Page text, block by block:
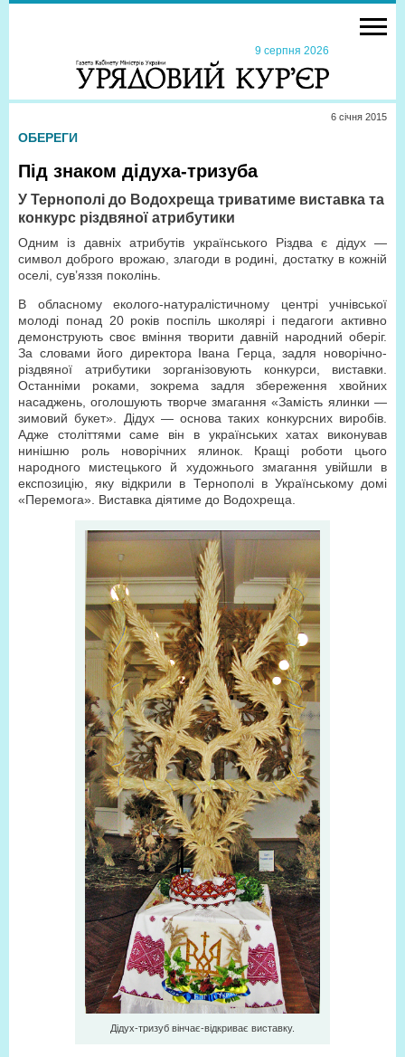
9 серпня 2026
6 сiчня 2015
ОБЕРЕГИ
Під знаком дідуха-тризуба
У Тернополі до Водохреща триватиме виставка та
конкурс різдвяної атрибутики
Одним із давніх атрибутів українського Різдва є дідух —
символ доброго врожаю, злагоди в родині, достатку в кожній
оселі, сув’яззя поколінь.
В обласному еколого-натуралістичному центрі учнівської
молоді понад 20 років поспіль школярі і педагоги активно
демонструють своє вміння творити давній народний оберіг.
За словами його директора Івана Герца, задля новорічно-
різдвяної атрибутики зорганізовують конкурси, виставки.
Останніми роками, зокрема задля збереження хвойних
насаджень, оголошують творче змагання «Замість ялинки —
зимовий букет». Дідух — основа таких конкурсних виробів.
Адже століттями саме він в українських хатах виконував
нинішню роль новорічних ялинок. Кращі роботи цього
народного мистецького й художнього змагання увійшли в
експозицію, яку відкрили в Тернополі в Українському домі
«Перемога». Виставка діятиме до Водохреща.
Дідух-тризуб вінчає-відкриває виставку.